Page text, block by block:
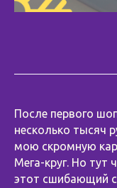
После первого
несколько тысяч
мою скромную
Мега-круг. Но тут
этот сшибающий с